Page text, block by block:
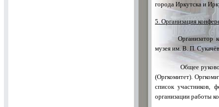
города Иркутска и
5. Организация
Организатор
музея им. В. П.
Общее
(Оргкомитет).
список участников,
организации работы